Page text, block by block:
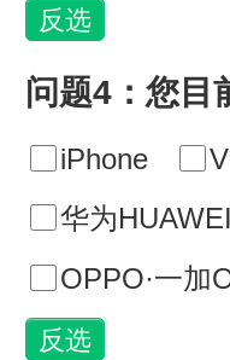
问题4：您目
iPhone
华为HUAWEI
OPPO·一加